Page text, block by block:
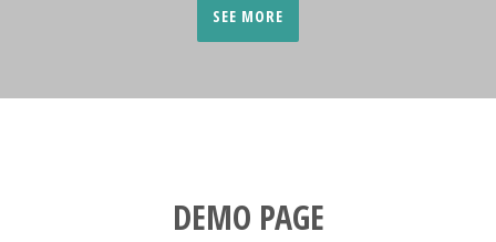
SEE MORE
DEMO PAGE